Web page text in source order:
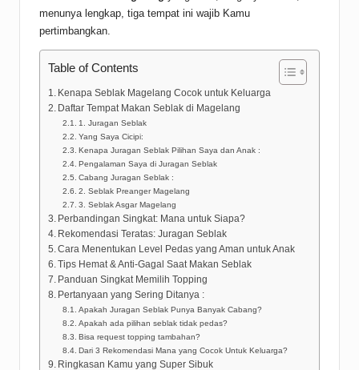
menunya lengkap, tiga tempat ini wajib Kamu
pertimbangkan.
Table of Contents
Kenapa Seblak Magelang Cocok untuk Keluarga
Daftar Tempat Makan Seblak di Magelang
1. Juragan Seblak
Yang Saya Cicipi:
Kenapa Juragan Seblak Pilihan Saya dan Anak :
Pengalaman Saya di Juragan Seblak
Cabang Juragan Seblak :
2. Seblak Preanger Magelang
3. Seblak Asgar Magelang
Perbandingan Singkat: Mana untuk Siapa?
Rekomendasi Teratas: Juragan Seblak
Cara Menentukan Level Pedas yang Aman untuk Anak
Tips Hemat & Anti-Gagal Saat Makan Seblak
Panduan Singkat Memilih Topping
Pertanyaan yang Sering Ditanya :
Apakah Juragan Seblak Punya Banyak Cabang?
Apakah ada pilihan seblak tidak pedas?
Bisa request topping tambahan?
Dari 3 Rekomendasi Mana yang Cocok Untuk Keluarga?
Ringkasan Kamu yang Super Sibuk